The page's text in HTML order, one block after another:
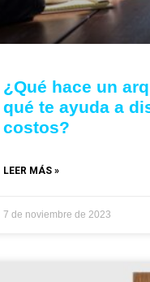
¿Qué hace un
qué te ayuda a
costos?
LEER MÁS »
7 de noviembre de 2023